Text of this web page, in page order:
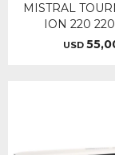
MISTRAL
ION 220
USD